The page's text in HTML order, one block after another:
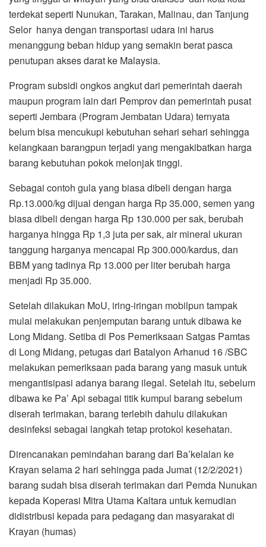
terdekat seperti Nunukan, Tarakan, Malinau, dan Tanjung
Selor hanya dengan transportasi udara ini harus
menanggung beban hidup yang semakin berat pasca
penutupan akses darat ke Malaysia.
Program subsidi ongkos angkut dari pemerintah daerah
maupun program lain dari Pemprov dan pemerintah pusat
seperti Jembara (Program Jembatan Udara) ternyata
belum bisa mencukupi kebutuhan sehari sehari sehingga
kelangkaan barangpun terjadi yang mengakibatkan harga
barang kebutuhan pokok melonjak tinggi.
Sebagai contoh gula yang biasa dibeli dengan harga
Rp.13.000/kg dijual dengan harga Rp 35.000, semen yang
biasa dibeli dengan harga Rp 130.000 per sak, berubah
harganya hingga Rp 1,3 juta per sak, air mineral ukuran
tanggung harganya mencapai Rp 300.000/kardus, dan
BBM yang tadinya Rp 13.000 per liter berubah harga
menjadi Rp 35.000.
Setelah dilakukan MoU, iring-iringan mobilpun tampak
mulai melakukan penjemputan barang untuk dibawa ke
Long Midang. Setiba di Pos Pemeriksaan Satgas Pamtas
di Long Midang, petugas dari Batalyon Arhanud 16 /SBC
melakukan pemeriksaan pada barang yang masuk untuk
mengantisipasi adanya barang ilegal. Setelah itu, sebelum
dibawa ke Pa’ Api sebagai titik kumpul barang sebelum
diserah terimakan, barang terlebih dahulu dilakukan
desinfeksi sebagai langkah tetap protokol kesehatan.
Direncanakan pemindahan barang dari Ba’kelalan ke
Krayan selama 2 hari sehingga pada Jumat (12/2/2021)
barang sudah bisa diserah terimakan dari Pemda Nunukan
kepada Koperasi Mitra Utama Kaltara untuk kemudian
didistribusi kepada para pedagang dan masyarakat di
Krayan (humas)